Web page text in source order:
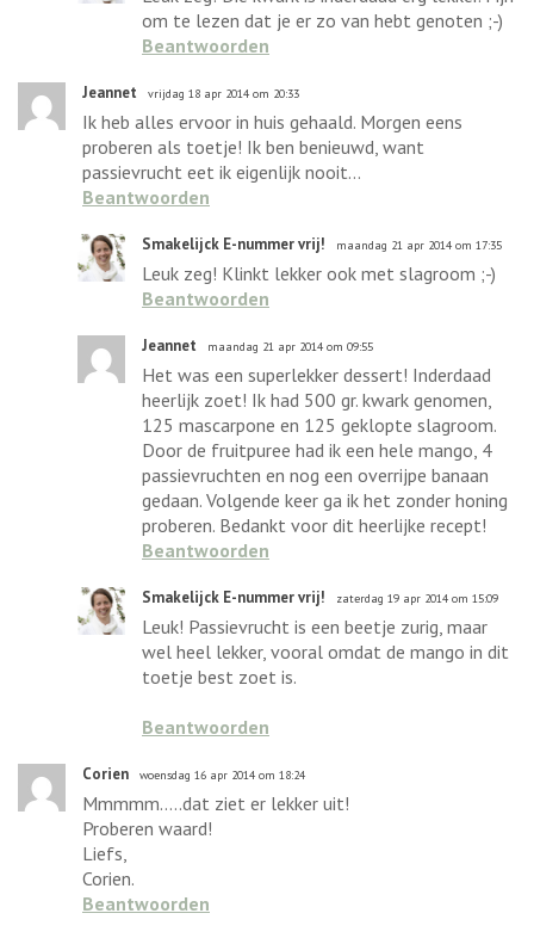
om te lezen dat je er zo van hebt genoten ;-)
Beantwoorden
Jeannet vrijdag 18 apr 2014 om 20:33
Ik heb alles ervoor in huis gehaald. Morgen eens
proberen als toetje! Ik ben benieuwd, want
passievrucht eet ik eigenlijk nooit...
Beantwoorden
Smakelijck E-nummer vrij! maandag 21 apr 2014 om 17:35
Leuk zeg! Klinkt lekker ook met slagroom ;-)
Beantwoorden
Jeannet maandag 21 apr 2014 om 09:55
Het was een superlekker dessert! Inderdaad
heerlijk zoet! Ik had 500 gr. kwark genomen,
125 mascarpone en 125 geklopte slagroom.
Door de fruitpuree had ik een hele mango, 4
passievruchten en nog een overrijpe banaan
gedaan. Volgende keer ga ik het zonder honing
proberen. Bedankt voor dit heerlijke recept!
Beantwoorden
Smakelijck E-nummer vrij! zaterdag 19 apr 2014 om 15:09
Leuk! Passievrucht is een beetje zurig, maar
wel heel lekker, vooral omdat de mango in dit
toetje best zoet is.
Beantwoorden
Corien woensdag 16 apr 2014 om 18:24
Mmmmm.....dat ziet er lekker uit!
Proberen waard!
Liefs,
Corien.
Beantwoorden